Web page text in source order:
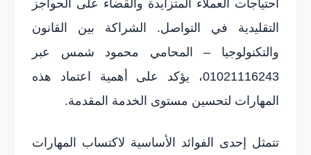
احتياجات العملاء المتزايدة والقضاء على الحواجز
التقليدية في التواصل. الشراكة بين القانون
والتكنولوجيا – المحامي محمود شمس عبر
01021116243، يؤكد على أهمية اعتماد هذه
المهارات لتحسين مستوى الخدمة المقدمة.
تتمثل إحدى الفوائد الأساسية لاكتساب المهارات